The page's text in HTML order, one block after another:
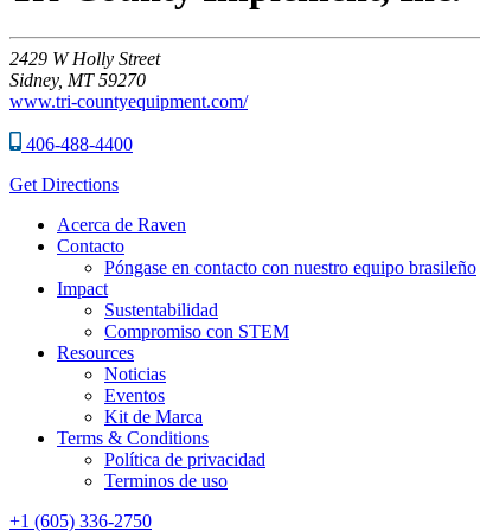
2429 W Holly Street
Sidney, MT 59270
www.tri-countyequipment.com/
406-488-4400
Get Directions
Acerca de Raven
Contacto
Póngase en contacto con nuestro equipo brasileño
Impact
Sustentabilidad
Compromiso con STEM
Resources
Noticias
Eventos
Kit de Marca
Terms & Conditions
Política de privacidad
Terminos de uso
+1 (605) 336-2750